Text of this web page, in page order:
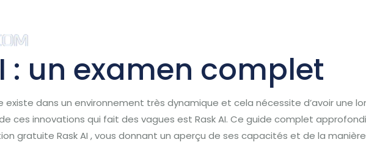
: un examen complet
existe dans un environnement très dynamique et cela nécessite d’avoir une
ces innovations qui fait des vagues est Rask AI. Ce guide complet
gratuite Rask AI , vous donnant un aperçu de ses capacités et de la